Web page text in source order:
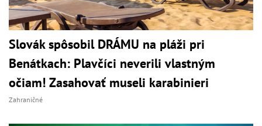
Slovák spôsobil DRÁMU na pláži pri
Benátkach: Plavčíci neverili vlastným
očiam! Zasahovať museli karabinieri
Zahraničné